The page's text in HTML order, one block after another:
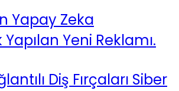
Yapay Zeka
Yeni Reklamı.
Diş Fırçaları Siber